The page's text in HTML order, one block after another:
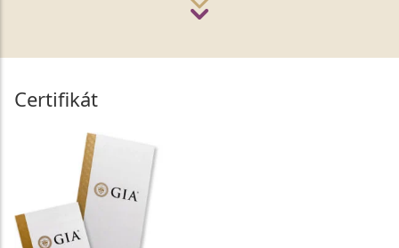
Certifikát